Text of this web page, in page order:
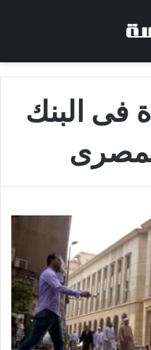
فى البنك